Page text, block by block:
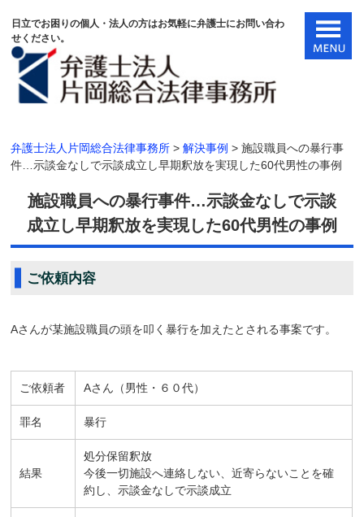
日立でお困りの個人・法人の方はお気軽に弁護士にお問い合わ
せください。
弁護士法人片岡総合法律事務所 >解決事例 >施設職員への暴行事
件…示談金なしで示談成立し早期釈放を実現した60代男性の事例
施設職員への暴行事件…示談金なしで示談
成立し早期釈放を実現した60代男性の事例
ご依頼内容
Aさんが某施設職員の頭を叩く暴行を加えたとされる事案です。
ご依頼者 Aさん（男性・６０代）
罪名 暴行
結果
処分保留釈放
今後一切施設へ連絡しない、近寄らないことを確
約し、示談金なしで示談成立